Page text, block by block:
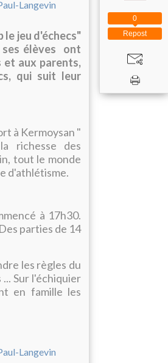
le jeu d'échecs"
ses élèves ont
aux parents,
qui suit leur
à Kermoysan "
richesse des
tout le monde
d'athlétisme.
à 17h30.
parties de 14
les règles du
Sur l'échiquier
en famille les
Repost
0